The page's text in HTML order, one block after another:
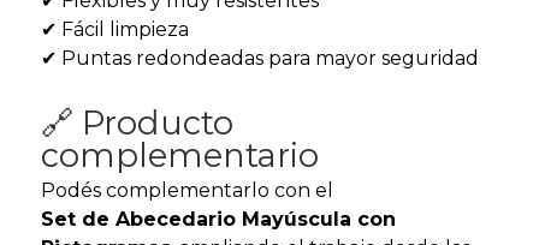
✔ Fácil limpieza
✔ Puntas redondeadas para mayor seguridad
🔗 Producto
complementario
Podés complementarlo con el
Set de Abecedario Mayúscula con